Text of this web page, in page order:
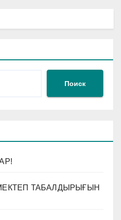
Поиск
ТАБАЛДЫРЫҒЫН